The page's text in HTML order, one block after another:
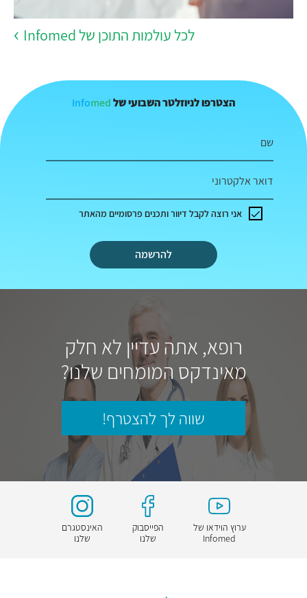
לכל עולמות התוכן של Infomed
הצטרפו לניוזלטר השבועי של Infomed
שם
דואר אלקטרוני
להרשמה
אני רוצה לקבל דיוור ותכנים פרסומיים מהאתר
רופא, אתה עדיין לא חלק
מאינדקס המומחים שלנו?
שווה לך להצטרף!
ערוץ הוידאו של
Infomed
הפייסבוק
שלנו
האינסטגרם
שלנו